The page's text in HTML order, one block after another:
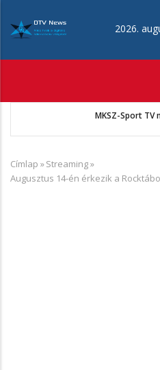
tartalomra
2026.
A Telekom 2026. második
Morzsa
Címlap »Streaming»
Augusztus 14-én érkezik a